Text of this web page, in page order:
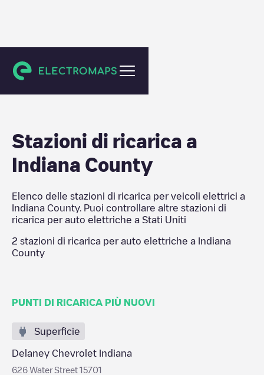
Stati Uniti
Stazioni di ricarica a
Indiana County
Elenco delle stazioni di ricarica per veicoli elettrici a
Indiana County. Puoi controllare altre stazioni di
ricarica per auto elettriche a Stati Uniti
2 stazioni di ricarica per auto elettriche a Indiana
County
PUNTI DI RICARICA PIÙ NUOVI
Superficie
Delaney Chevrolet Indiana
626 Water Street 15701